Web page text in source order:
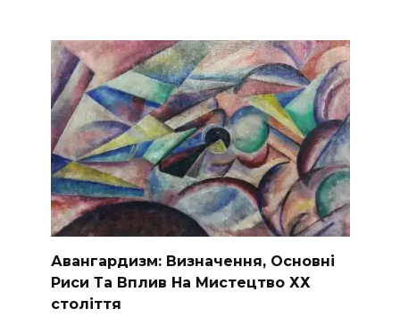
Авангардизм: Визначення, Основні
Риси Та Вплив На Мистецтво ХХ
століття